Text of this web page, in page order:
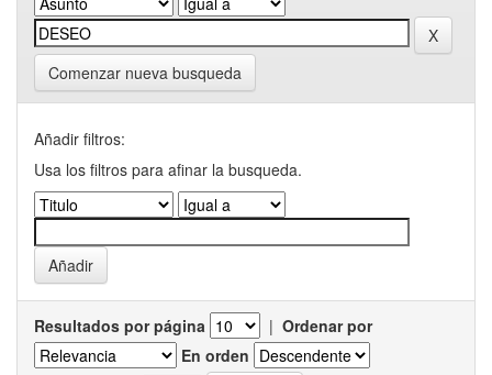
Comenzar nueva busqueda
Añadir filtros:
Usa los filtros para afinar la busqueda.
Resultados por página | Ordenar por
En orden